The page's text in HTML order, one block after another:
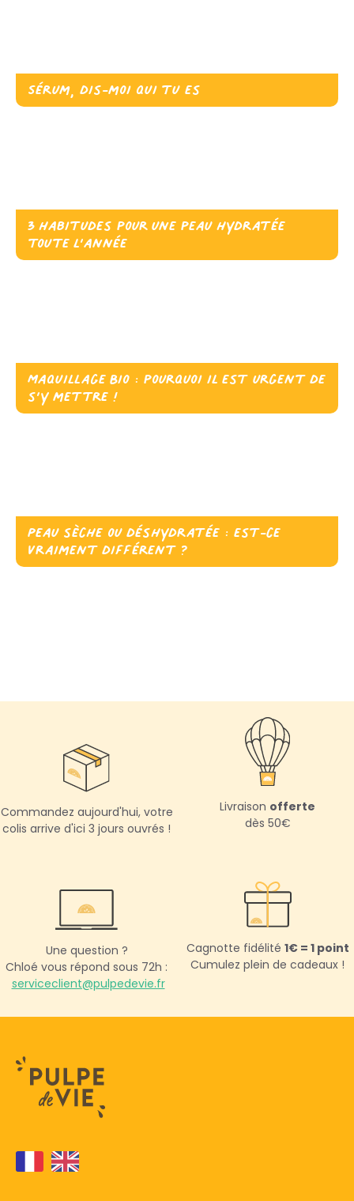
Sérum, dis-moi qui tu es
3 habitudes pour une peau hydratée
toute l’année
Maquillage Bio : pourquoi il est urgent de
s’y mettre !
Peau sèche ou déshydratée : est-ce
vraiment différent ?
Commandez aujourd'hui, votre
colis arrive d'ici 3 jours ouvrés !
Livraison offerte
dès 50€
Une question ?
Chloé vous répond sous 72h :
serviceclient@pulpedevie.fr
Cagnotte fidélité 1€ = 1 point
Cumulez plein de cadeaux !